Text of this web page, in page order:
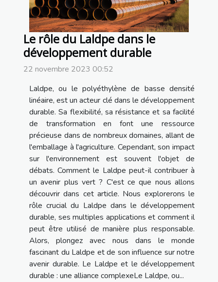
Le rôle du Laldpe dans le
développement durable
22 novembre 2023 00:52
Laldpe, ou le polyéthylène de basse densité
linéaire, est un acteur clé dans le développement
durable. Sa flexibilité, sa résistance et sa facilité
de transformation en font une ressource
précieuse dans de nombreux domaines, allant de
l'emballage à l'agriculture. Cependant, son impact
sur l'environnement est souvent l'objet de
débats. Comment le Laldpe peut-il contribuer à
un avenir plus vert ? C'est ce que nous allons
découvrir dans cet article. Nous explorerons le
rôle crucial du Laldpe dans le développement
durable, ses multiples applications et comment il
peut être utilisé de manière plus responsable.
Alors, plongez avec nous dans le monde
fascinant du Laldpe et de son influence sur notre
avenir durable. Le Laldpe et le développement
durable : une alliance complexeLe Laldpe, ou...